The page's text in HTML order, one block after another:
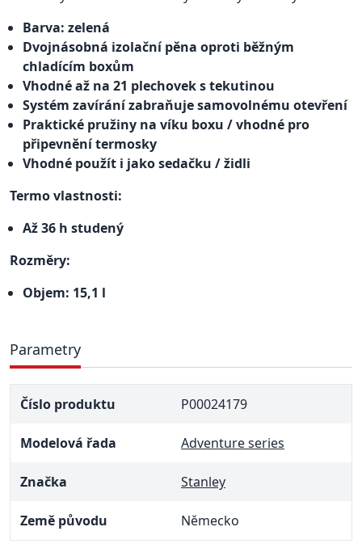
Barva: zelená
Dvojnásobná izolační pěna oproti běžným
chladícím boxům
Vhodné až na 21 plechovek s tekutinou
Systém zavírání zabraňuje samovolnému otevření
Praktické pružiny na víku boxu / vhodné pro
připevnění termosky
Vhodné použít i jako sedačku / židli
Termo vlastnosti:
Až 36 h studený
Rozměry:
Objem: 15,1 l
Parametry
Číslo produktu P00024179
Modelová řada Adventure series
Značka Stanley
Země původu Německo